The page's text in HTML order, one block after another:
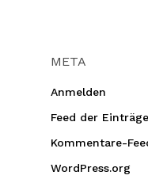
META
Anmelden
Feed der Einträge
Kommentare-
WordPress.org